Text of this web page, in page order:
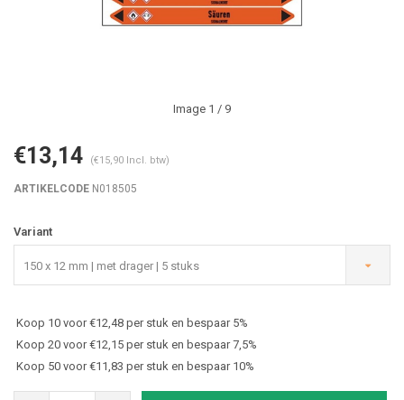
Image 1 / 9
€13,14 (€15,90 Incl. btw)
ARTIKELCODE N018505
Variant
150 x 12 mm | met drager | 5 stuks
Koop 10 voor €12,48 per stuk en bespaar 5%
Koop 20 voor €12,15 per stuk en bespaar 7,5%
Koop 50 voor €11,83 per stuk en bespaar 10%